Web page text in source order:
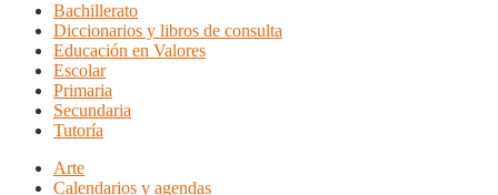
Bachillerato
Diccionarios y libros de consulta
Educación en Valores
Escolar
Primaria
Secundaria
Tutoría
Arte
Calendarios y agendas